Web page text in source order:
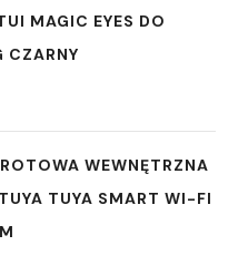
MAGIC EYES DO
WEWNĘTRZNA
TUYA SMART WI-FI